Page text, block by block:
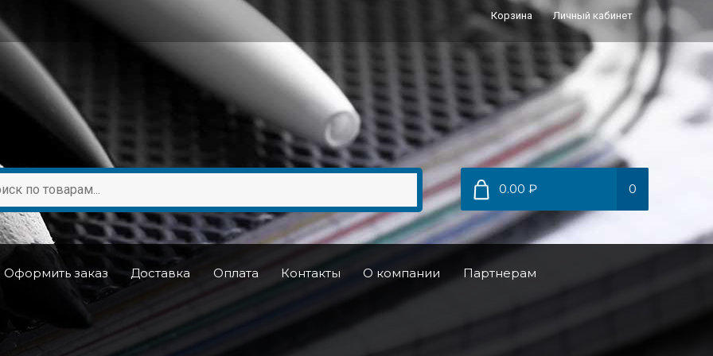
Корзина Личный кабинет
0.00 ₽ 0
Оформить заказ Доставка Оплата Контакты О компании Партнерам